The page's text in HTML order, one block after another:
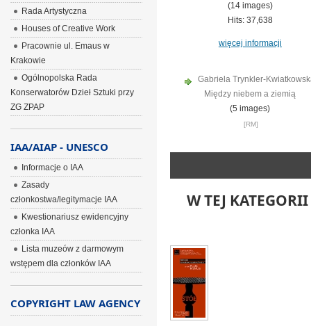
(14 images)
Hits: 37,638
więcej informacji
Gabriela Trynkler-
Między niebem a ziemią
(5 images)
[RM]
W TEJ
Rada Artystyczna
Houses of Creative Work
Pracownie ul. Emaus w
Krakowie
Ogólnopolska Rada
Konserwatorów Dzieł Sztuki przy
ZG ZPAP
IAA/AIAP - UNESCO
Informacje o IAA
Zasady
członkostwa/legitymacje IAA
Kwestionariusz ewidencyjny
członka IAA
Lista muzeów z darmowym
wstępem dla członków IAA
COPYRIGHT LAW AGENCY